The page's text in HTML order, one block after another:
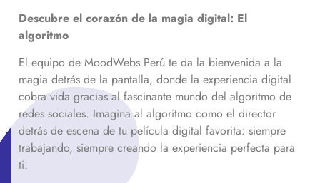
Descubre el corazón de la magia digital: El
algoritmo
El equipo de MoodWebs Perú te da la bienvenida a la
magia detrás de la pantalla, donde la experiencia digital
cobra vida gracias al fascinante mundo del algoritmo de
redes sociales. Imagina al algoritmo como el director
detrás de escena de tu película digital favorita: siempre
trabajando, siempre creando la experiencia perfecta para
ti.